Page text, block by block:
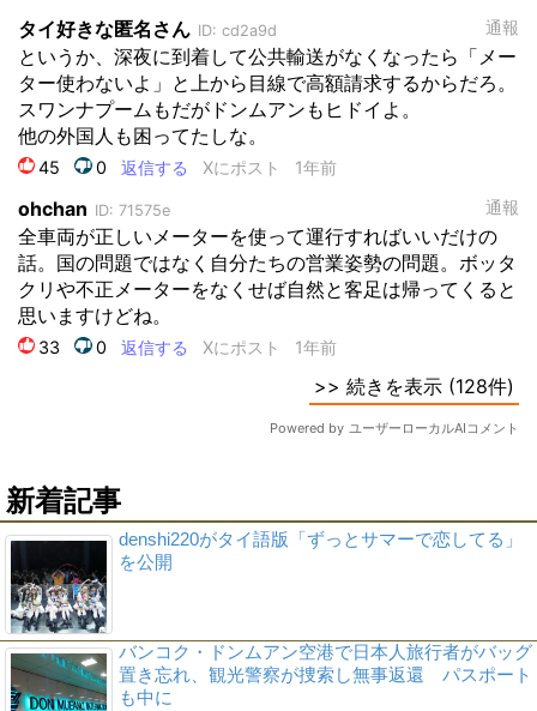
新着記事
denshi220がタイ語版「ずっとサマーで恋してる」
を公開
バンコク・ドンムアン空港で日本人旅行者がバッグ
置き忘れ、観光警察が捜索し無事返還 パスポート
も中に